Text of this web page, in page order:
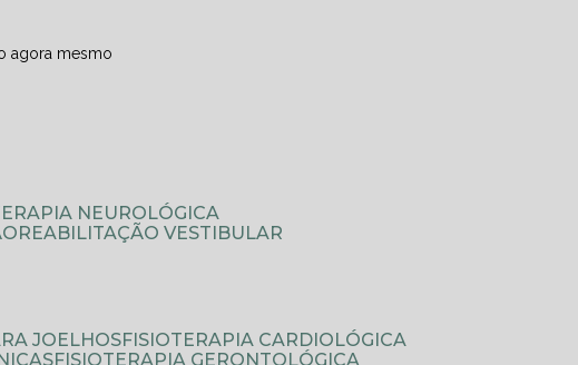
agora mesmo
NEUROLÓGICA
REABILITAÇÃO VESTIBULAR
JOELHOS
FISIOTERAPIA CARDIOLÓGICA
FISIOTERAPIA GERONTOLÓGICA